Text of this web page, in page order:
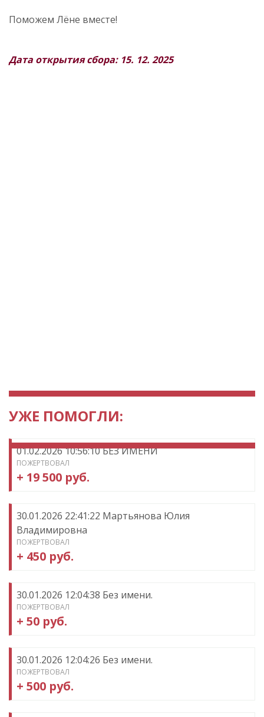
Поможем Лёне вместе!
Дата открытия сбора: 15. 12. 2025
УЖЕ ПОМОГЛИ:
01.02.2026 10:56:10 БЕЗ ИМЕНИ
ПОЖЕРТВОВАЛ
+ 19 500 руб.
30.01.2026 22:41:22 Мартьянова Юлия
Владимировна
ПОЖЕРТВОВАЛ
+ 450 руб.
30.01.2026 12:04:38 Без имени.
ПОЖЕРТВОВАЛ
+ 50 руб.
30.01.2026 12:04:26 Без имени.
ПОЖЕРТВОВАЛ
+ 500 руб.